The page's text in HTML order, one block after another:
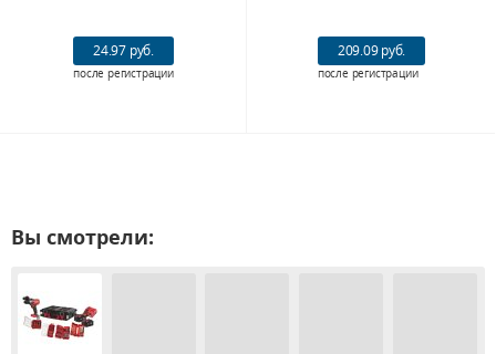
24.97 руб.
после регистрации
209.09 руб.
после регистрации
Вы смотрели: